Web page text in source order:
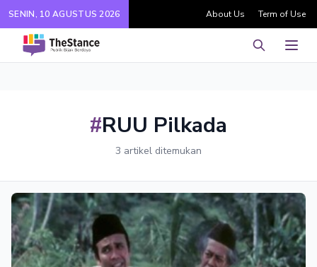
SENIN, 10 AGUSTUS 2026 About Us Term of Use
Pencarian
#RUU Pilkada
3 artikel ditemukan